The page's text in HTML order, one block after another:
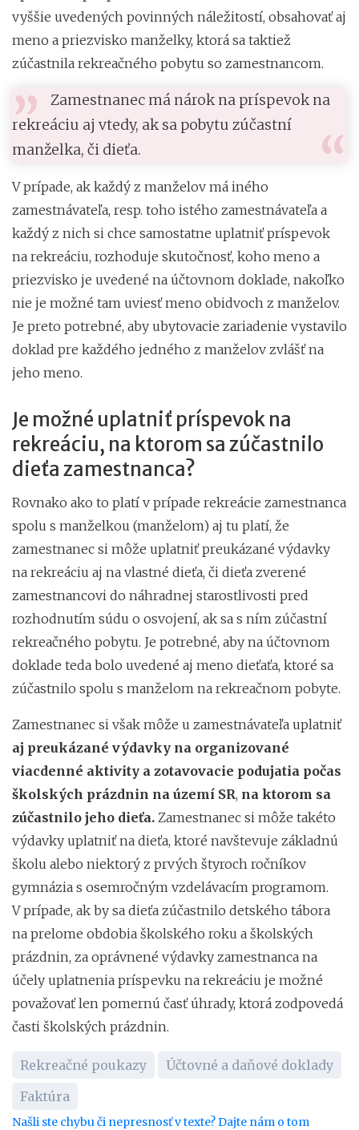
vyššie uvedených povinných náležitostí, obsahovať aj
meno a priezvisko manželky, ktorá sa taktiež
zúčastnila rekreačného pobytu so zamestnancom.
Zamestnanec má nárok na príspevok na
rekreáciu aj vtedy, ak sa pobytu zúčastní
manželka, či dieťa.
V prípade, ak každý z manželov má iného
zamestnávateľa, resp. toho istého zamestnávateľa a
každý z nich si chce samostatne uplatniť príspevok
na rekreáciu, rozhoduje skutočnosť, koho meno a
priezvisko je uvedené na účtovnom doklade, nakoľko
nie je možné tam uviesť meno obidvoch z manželov.
Je preto potrebné, aby ubytovacie zariadenie vystavilo
doklad pre každého jedného z manželov zvlášť na
jeho meno.
Je možné uplatniť príspevok na
rekreáciu, na ktorom sa zúčastnilo
dieťa zamestnanca?
Rovnako ako to platí v prípade rekreácie zamestnanca
spolu s manželkou (manželom) aj tu platí, že
zamestnanec si môže uplatniť preukázané výdavky
na rekreáciu aj na vlastné dieťa, či dieťa zverené
zamestnancovi do náhradnej starostlivosti pred
rozhodnutím súdu o osvojení, ak sa s ním zúčastní
rekreačného pobytu. Je potrebné, aby na účtovnom
doklade teda bolo uvedené aj meno dieťaťa, ktoré sa
zúčastnilo spolu s manželom na rekreačnom pobyte.
Zamestnanec si však môže u zamestnávateľa uplatniť
aj preukázané výdavky na organizované
viacdenné aktivity a zotavovacie podujatia počas
školských prázdnin na území SR, na ktorom sa
zúčastnilo jeho dieťa. Zamestnanec si môže takéto
výdavky uplatniť na dieťa, ktoré navštevuje základnú
školu alebo niektorý z prvých štyroch ročníkov
gymnázia s osemročným vzdelávacím programom.
V prípade, ak by sa dieťa zúčastnilo detského tábora
na prelome obdobia školského roku a školských
prázdnin, za oprávnené výdavky zamestnanca na
účely uplatnenia príspevku na rekreáciu je možné
považovať len pomernú časť úhrady, ktorá zodpovedá
časti školských prázdnin.
Rekreačné poukazy
Účtovné a daňové doklady
Faktúra
Našli ste chybu či nepresnosť v texte? Dajte nám o tom